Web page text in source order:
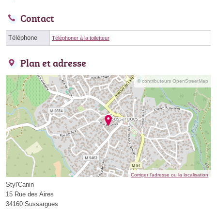
Contact
Téléphone Téléphoner à la toiletteur
Plan et adresse
© contributeurs OpenStreetMap
Corriger l’adresse ou la localisation
Styl'Canin
15 Rue des Aires
34160 Sussargues